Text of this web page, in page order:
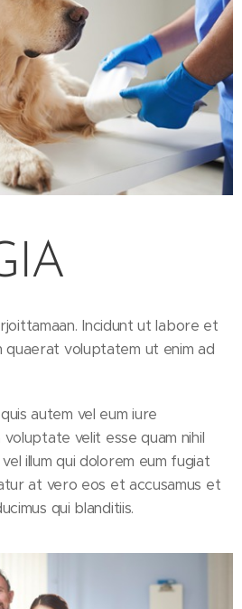
Incidunt ut labore et
quaerat voluptatem ut enim ad
autem vel eum iure
velit esse quam nihil
illum qui dolorem eum fugiat
at vero eos et accusamus et
qui blanditiis.